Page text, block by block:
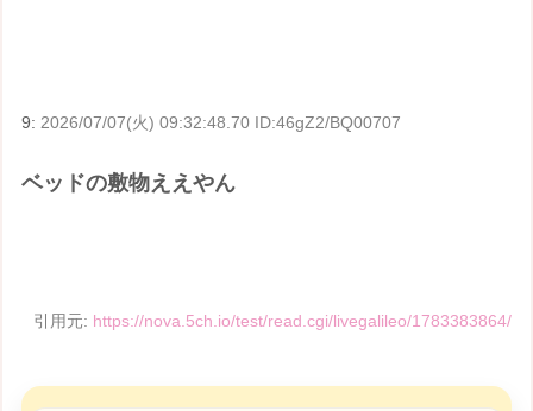
9: 2026/07/07(火) 09:32:48.70 ID:46gZ2/BQ00707
ベッドの敷物ええやん
引用元: https://nova.5ch.io/test/read.cgi/livegalileo/1783383864/